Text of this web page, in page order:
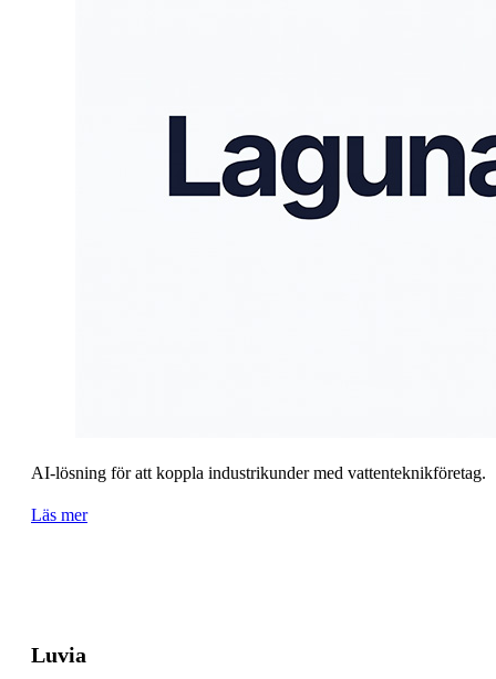
AI-lösning för att koppla industrikunder med vattenteknikföretag.
Läs mer
Luvia